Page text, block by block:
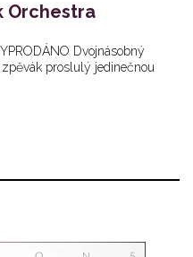
Orchestra
Dvojnásobný
proslulý jedinečnou